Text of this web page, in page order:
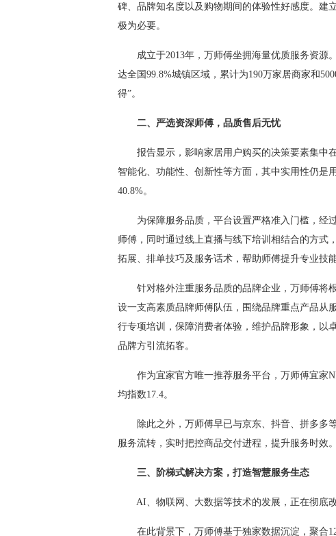
碑、品牌知名度以及购物期间的体验性好感度。建
极为必要。
成立于2013年，万师傅坐拥海量优质服务资源
达全国99.8%城镇区域，累计为190万家居商家和
得”。
二、严选资深师傅，品质售后无忧
报告显示，影响家居用户购买的决策要素集中在
智能化、功能性、创新性等方面，其中实用性仍是
40.8%。
为保障服务品质，平台设置严格准入门槛，经
师傅，同时通过线上直播与线下培训相结合的方式
拓展、排单技巧及服务话术，帮助师傅提升专业技
针对格外注重服务品质的品牌企业，万师傅将
设一支高素质品牌师傅队伍，围绕品牌重点产品从
行专项培训，保障消费者体验，维护品牌形象，以
品牌方引流拓客。
作为宜家官方唯一推荐服务平台，万师傅宜家
均指数17.4。
除此之外，万师傅早已与京东、抖音、拼多多
服务流转，实时把控商品交付进程，提升服务时效。
三、阶梯式解决方案，打造智慧服务生态
AI、物联网、大数据等技术的发展，正在彻底改
在此背景下，万师傅基于独家数据沉淀，聚合